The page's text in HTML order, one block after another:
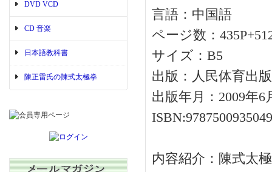
DVD VCD
CD 音楽
日本語教科書
陳正雷氏の陳式太極拳
言語：中国語
ページ数：
サイズ：B5
出版：人民体育出
出版年月：2009年6
ISBN:9787500935049
内容紹介：陳式太